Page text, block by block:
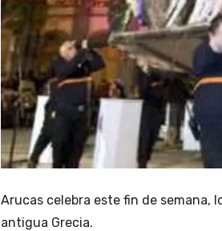
Arucas celebra este fin de semana,
antigua Grecia.